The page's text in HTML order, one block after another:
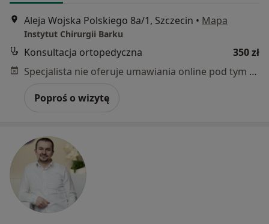
Aleja Wojska Polskiego 8a/1, Szczecin • Mapa
Instytut Chirurgii Barku
Konsultacja ortopedyczna
350 zł
Specjalista nie oferuje umawiania online pod tym adresem.
Poproś o wizytę